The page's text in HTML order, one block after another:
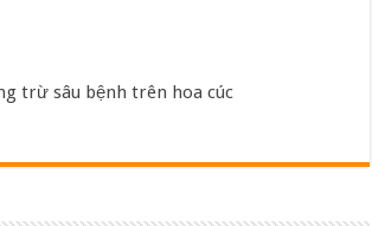
trừ sâu bệnh trên hoa cúc